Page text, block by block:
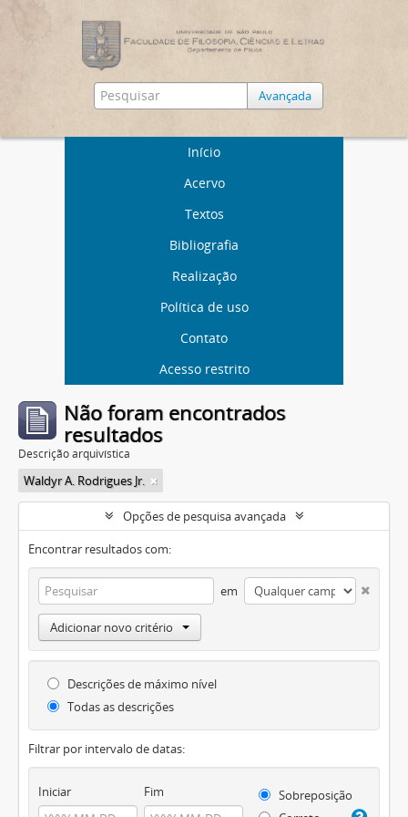
Avançada
Início
Acervo
Textos
Bibliografia
Realização
Política de uso
Contato
Acesso restrito
Não foram encontrados
resultados
Descrição arquivística
Waldyr A. Rodrigues Jr.
Opções de pesquisa avançada
Encontrar resultados com:
em
Adicionar novo critério
Descrições de máximo nível
Todas as descrições
Filtrar por intervalo de datas:
Iniciar Fim
Sobreposição